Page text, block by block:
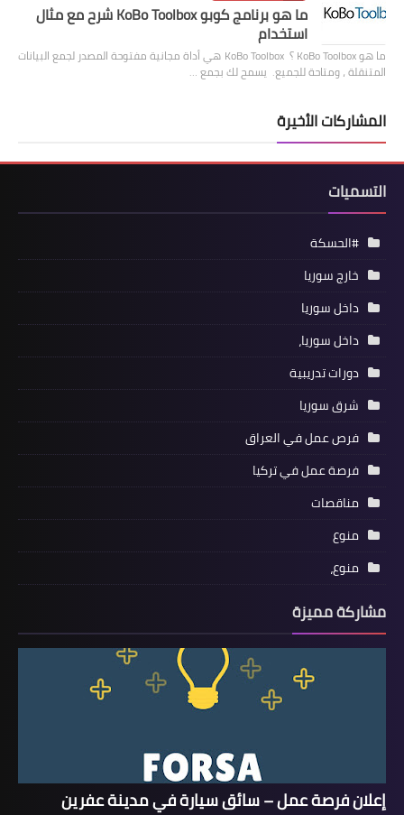
ما هو برنامج كوبو KoBo Toolbox شرح مع مثال
استخدام
ما هو KoBo Toolbox ؟ KoBo Toolbox هي أداة مجانية مفتوحة المصدر لجمع البيانات
المتنقلة ، ومتاحة للجميع. يسمح لك بجمع …
المشاركات الأخيرة
التسميات
#الحسكة
خارج سوريا
داخل سوريا
داخل سوريا،
دورات تدريبية
شرق سوريا
فرص عمل في العراق
فرصة عمل في تركيا
مناقصات
منوع
منوع،
مشاركة مميزة
إعلان فرصة عمل – سائق سيارة في مدينة عفرين